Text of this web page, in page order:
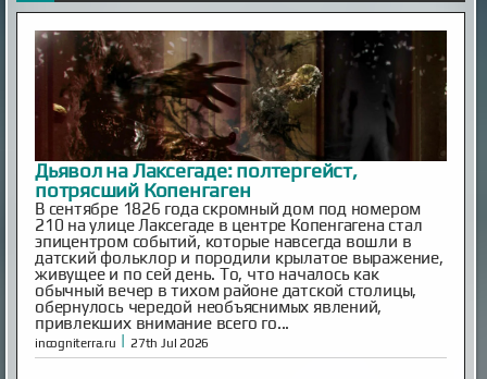
Дьявол на Лаксегаде: полтергейст,
потрясший Копенгаген
В сентябре 1826 года скромный дом под номером
210 на улице Лаксегаде в центре Копенгагена стал
эпицентром событий, которые навсегда вошли в
датский фольклор и породили крылатое выражение,
живущее и по сей день. То, что началось как
обычный вечер в тихом районе датской столицы,
обернулось чередой необъяснимых явлений,
привлекших внимание всего го...
incogniterra.ru | 27th Jul 2026